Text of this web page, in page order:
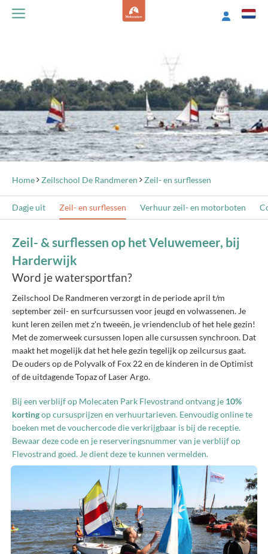
Home Zeilschool De Randmeren Zeil- en surflessen
Dagje uit Zeil- en surflessen Verhuur zeil- en motorboten
Zeil- & surflessen op het Veluwemeer, bij
Harderwijk
Word je watersportfan?
Zeilschool De Randmeren verzorgt in de periode april t/m
september zeil- en surfcursussen voor jeugd en volwassenen. Je
kunt leren zeilen met z'n tweeën, je vriendenclub of het hele gezin!
Met de zomerweek cursussen lopen alle cursussen synchroon. Dat
maakt het mogelijk dat het hele gezin tegelijk op zeilcursus gaat.
De ouders op de Polyvalk of Fox 22 en de kinderen in de Optimist
of de uitdagende Topaz of Laser Argo.
Bij een verblijf op Molecaten Park Flevostrand ontvang je 10%
kortingop cursusprijzen en verhuurtarieven. Eenvoudigonlinete
boeken met de vouchercode die verkrijgbaar is bij de receptie.
Bewaar deze code en je reserveringsnummer van je verblijf op
Flevostrand goed. Je dient deze te kunnen vermelden.